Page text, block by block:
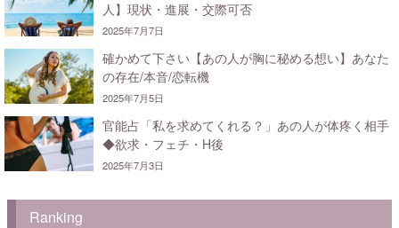
人】現状・進展・交際可否
2025年7月7日
確かめて下さい【あの人が胸に秘める想い】あなた
の存在/本音/恋転機
2025年7月5日
官能占「私を求めてくれる？」あの人が体疼く相手
◆欲求・フェチ・H後
2025年7月3日
Ranking